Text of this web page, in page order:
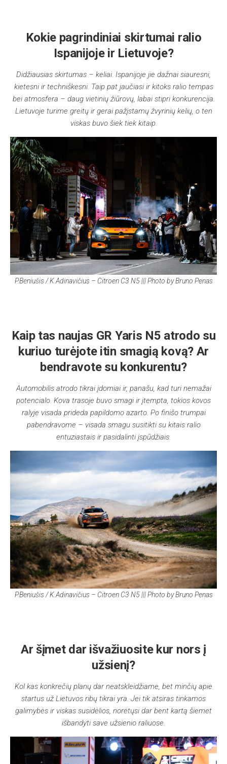
Kokie pagrindiniai skirtumai ralio
Ispanijoje ir Lietuvoje?
Didžiausias skirtumas – keliai. Ispanijoje jie dažnai siauresni,
kietesni ir techniškesni. Taip pat jaučiasi ir kitoks ralio tempas
bei atmosfera – daug vietinių žiūrovų, labai stipri konkurencija.
Lietuvoje turime greitų ir gerai pažįstamų žvyrinių kelių, o ten
viskas buvo šiek tiek kitaip.
P.Beniušis / K.Adinavičius – Citroen C3 N5 ||| Photo by Bruno Penas
Kaip tas naujas GR Yaris N5 atrodo su
kuriuo turėjote itin smagią kovą? Ar
bendravote su konkurentu?
Automobilis atrodo tikrai įdomiai ir, panašu, kad turi nemažai
potencialo. Kova trasoje buvo smagi ir įtempta, tokios kovos
ralyje visada prideda papildomo azarto. Po finišo trumpai
pabendravome – visada smagu susitikti su kitais ralio
entuziastais ir pasidalinti įspūdžiais.
P.Beniušis / K.Adinavičius – Citroen C3 N5 ||| Photo by Bruno Penas
Ar šįmet dar išvažiuosite kur nors į
užsienį?
Kol kas konkrečių planų dar neatskleidžiame, bet minčių apie
startus už Lietuvos ribų tikrai yra. Jei tik atsiras tinkamos
galimybės ir viskas susidėlios, norėtųsi dar bent kartą šiemet
išbandyti save užsienio raliuose.